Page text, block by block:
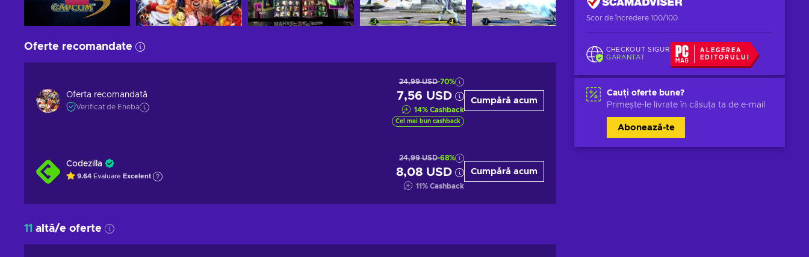
Scor de încredere 100/100
CHECKOUT SIGUR
GARANTAT
ALEGEREA
EDITORULUI
Cauți oferte bune?
Primește-le livrate în căsuța ta de e-mail
Abonează-te
Oferte recomandate
Oferta recomandată
Verificat de Eneba
24,99 USD-70%
7,56 USD
14% Cashback
Cel mai bun cashback
Cumpără acum
Codezilla
9.64 Evaluare Excelent
24,99 USD-68%
8,08 USD
11% Cashback
Cumpără acum
11 altă/e oferte